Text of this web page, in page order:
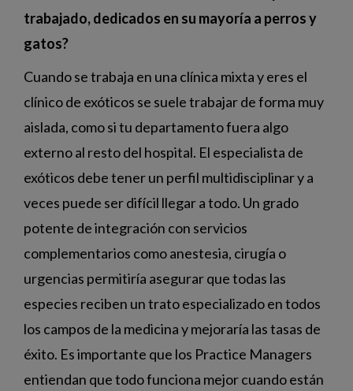
trabajado, dedicados en su mayoría a perros y
gatos?
Cuando se trabaja en una clínica mixta y eres el
clínico de exóticos se suele trabajar de forma muy
aislada, como si tu departamento fuera algo
externo al resto del hospital. El especialista de
exóticos debe tener un perfil multidisciplinar y a
veces puede ser difícil llegar a todo. Un grado
potente de integración con servicios
complementarios como anestesia, cirugía o
urgencias permitiría asegurar que todas las
especies reciben un trato especializado en todos
los campos de la medicina y mejoraría las tasas de
éxito. Es importante que los Practice Managers
entiendan que todo funciona mejor cuando están